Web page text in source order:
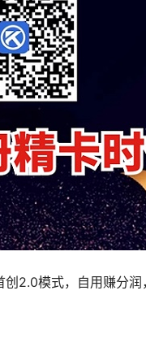
2.0模式，自用赚分